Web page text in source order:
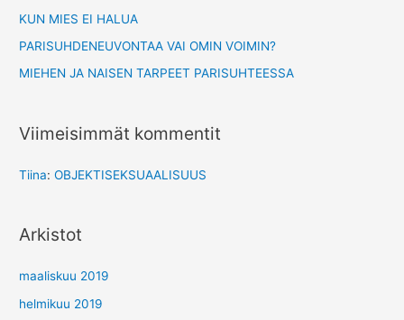
KUN MIES EI HALUA
PARISUHDENEUVONTAA VAI OMIN VOIMIN?
MIEHEN JA NAISEN TARPEET PARISUHTEESSA
Viimeisimmät kommentit
Tiina:OBJEKTISEKSUAALISUUS
Arkistot
maaliskuu 2019
helmikuu 2019